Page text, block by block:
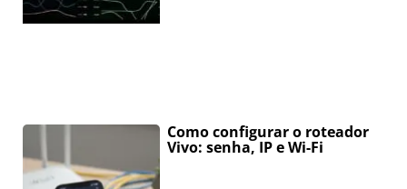
Como configurar o roteador
Vivo: senha, IP e Wi-Fi